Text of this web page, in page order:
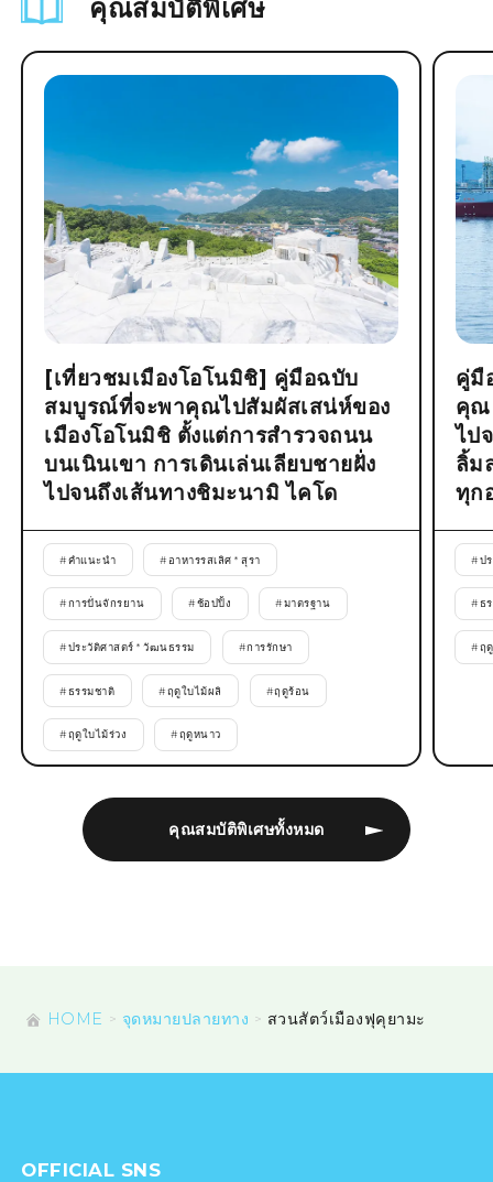
คุณสมบัติพิเศษ
คุณสมบัติพิเศษทั้งหมด
[เที่ยวชมเมืองโอโนมิชิ] คู่มือฉบับ
สมบูรณ์ที่จะพาคุณไปสัมผัสเสน่ห์ของ
เมืองโอโนมิชิ ตั้งแต่การสำรวจถนน
บนเนินเขา การเดินเล่นเลียบชายฝั่ง
ไปจนถึงเส้นทางชิมะนามิ ไคโด
#คำแนะนำ # อาหารรสเลิศ * สุรา
#การปั่นจักรยาน #ช้อปปิ้ง #มาตรฐาน
#ประวัติศาสตร์ * วัฒนธรรม #การรักษา
#ธรรมชาติ #ฤดูใบไม้ผลิ #ฤดูร้อน
#ฤดูใบไม้ร่วง #ฤดูหนาว
คู่มื
คุณ
ไป
ลิ้ม
ทุก
#ป
#ธ
#ฤ
HOME จุดหมายปลายทาง สวนสัตว์เมืองฟุคุยามะ
OFFICIAL SNS